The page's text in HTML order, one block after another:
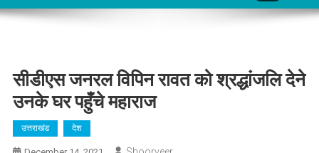
सीडीएस जनरल विपिन रावत को श्रद्धांजलि देने
उनके घर पहुँचे महाराज
उत्तराखंड देश